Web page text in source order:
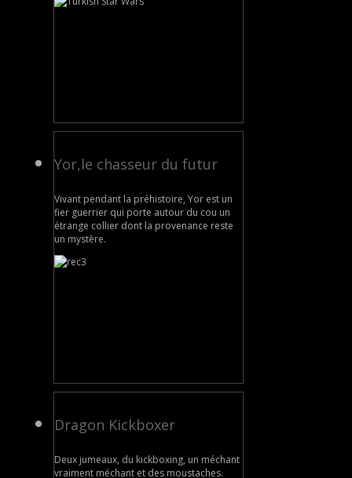
Yor,le chasseur du futur
Vivant pendant la préhistoire, Yor est un
fier guerrier qui porte autour du cou un
étrange collier dont la provenance reste
un mystère.
Dragon Kickboxer
Deux jumeaux, du kickboxing, un méchant
vraiment méchant et des moustaches.